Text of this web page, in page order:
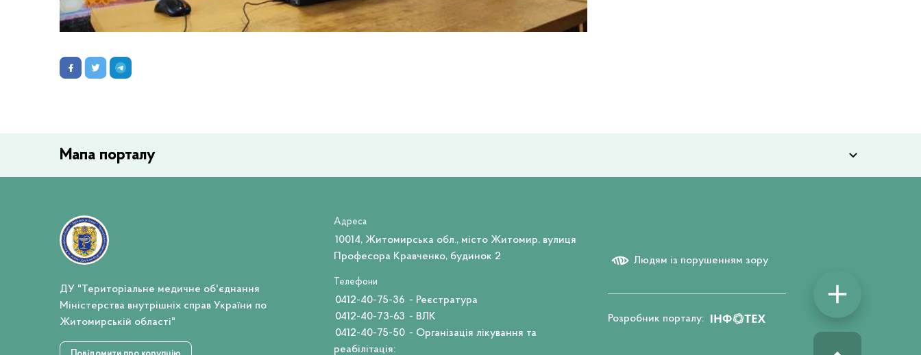
Мапа порталу
ДУ "Територіальне медичне об'єднання
Міністерства внутрішніх справ України по
Житомирській області"
Адреса
10014, Житомирська обл., місто Житомир, вулиця
Професора Кравченко, будинок 2
Телефони
0412-40-75-36 - Реєстратура
0412-40-73-63 - ВЛК
0412-40-75-50 - Організація лікування та
реабілітація:
Людям із порушенням зору
Розробник порталу: